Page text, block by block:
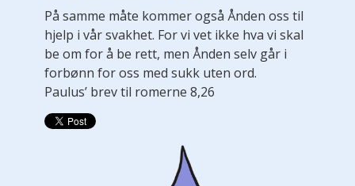
På samme måte kommer også Ånden oss til
hjelp i vår svakhet. For vi vet ikke hva vi skal
be om for å be rett, men Ånden selv går i
forbønn for oss med sukk uten ord.
Paulus’ brev til romerne 8,26